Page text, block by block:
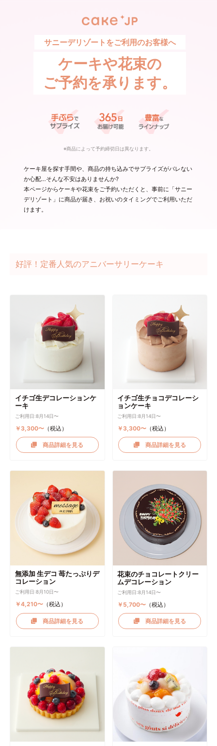
サニーデリゾートをご利用のお客様へ
ケーキや花束の
ご予約を承ります。
※商品によって予約締切日は異なります。
ケーキ屋を探す手間や、商品の持ち込みでサプライズがバレない
か心配…そんな不安はありませんか?
本ページからケーキや花束をご予約いただくと、事前に「サニー
デリゾート」に商品が届き、お祝いのタイミングでご利用いただ
けます。
好評！定番人気のアニバーサリーケーキ
イチゴ生デコレーションケ
ーキ
ご利用日:8月14日〜
￥3,300〜（税込）
商品詳細を見る
イチゴ生チョコデコレーシ
ョンケーキ
ご利用日:8月14日〜
￥3,300〜 （税込）
商品詳細を見る
無添加 生デコ 苺たっぷりデ
コレーション
ご利用日:8月10日〜
￥4,210〜（税込）
商品詳細を見る
花束のチョコレートクリー
ムデコレーション
ご利用日:8月14日〜
￥5,700〜 （税込）
商品詳細を見る